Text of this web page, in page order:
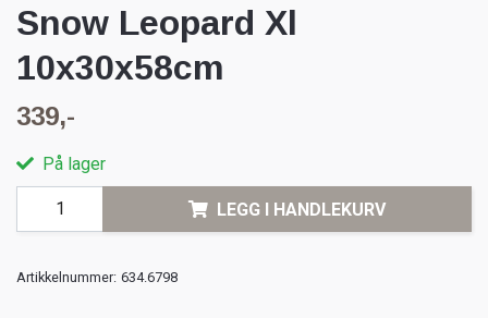
Snow Leopard Xl
10x30x58cm
339,-
På lager
LEGG I HANDLEKURV
Artikkelnummer: 634.6798